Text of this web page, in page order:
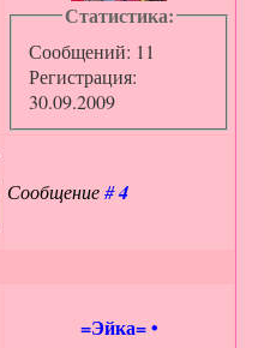
Статистика:
Сообщений: 11
Регистрация:
30.09.2009
Сообщение#4
=Эйка=•